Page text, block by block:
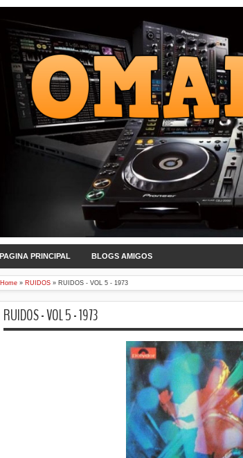
PAGINA PRINCIPAL BLOGS AMIGOS
Home » RUIDOS » RUIDOS - VOL 5 - 1973
RUIDOS - VOL 5 - 1973